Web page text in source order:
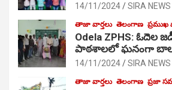
14/11/2024 SIRA NEWS
తాజా వార్తలు తెలంగాణ ప్రముఖ
Odela ZPHS: ఓదెల
పాఠ‌శాల‌లో ఘనంగా
14/11/2024 SIRA NEWS
తాజా వార్తలు తెలంగాణ ప్రజా